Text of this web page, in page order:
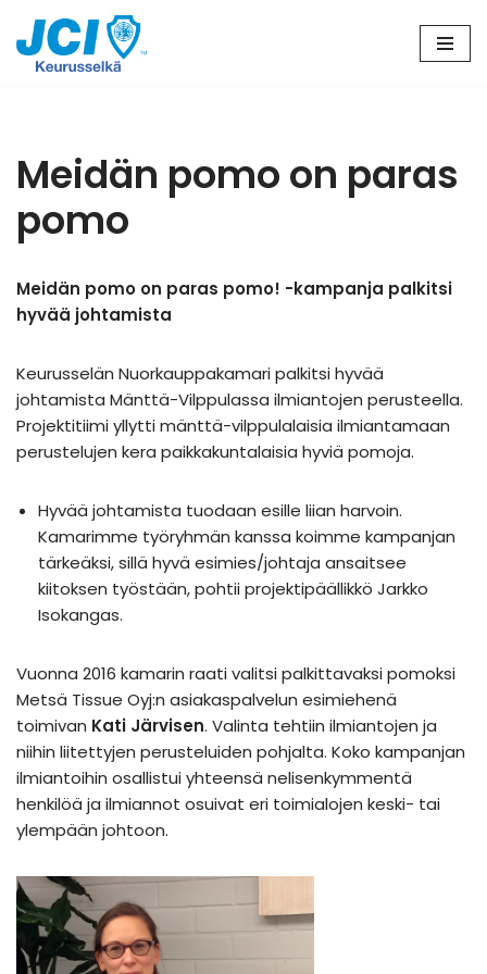
Siirry
Meidän pomo on paras
pomo
Meidän pomo on paras pomo! -kampanja palkitsi
hyvää johtamista
Keurusselän Nuorkauppakamari palkitsi hyvää
johtamista Mänttä-Vilppulassa ilmiantojen perusteella.
Projektitiimi yllytti mänttä-vilppulalaisia ilmiantamaan
perustelujen kera paikkakuntalaisia hyviä pomoja.
Hyvää johtamista tuodaan esille liian harvoin.
Kamarimme työryhmän kanssa koimme kampanjan
tärkeäksi, sillä hyvä esimies/johtaja ansaitsee
kiitoksen työstään, pohtii projektipäällikkö Jarkko
Isokangas.
Vuonna 2016 kamarin raati valitsi palkittavaksi pomoksi
Metsä Tissue Oyj:n asiakaspalvelun esimiehenä
toimivan Kati Järvisen. Valinta tehtiin ilmiantojen ja
niihin liitettyjen perusteluiden pohjalta. Koko kampanjan
ilmiantoihin osallistui yhteensä nelisenkymmentä
henkilöä ja ilmiannot osuivat eri toimialojen keski- tai
ylempään johtoon.